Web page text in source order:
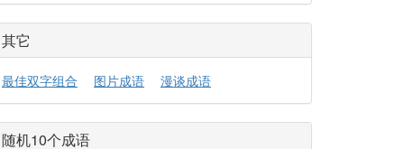
其它
最佳双字组合 图片成语 漫谈成语
随机10个成语